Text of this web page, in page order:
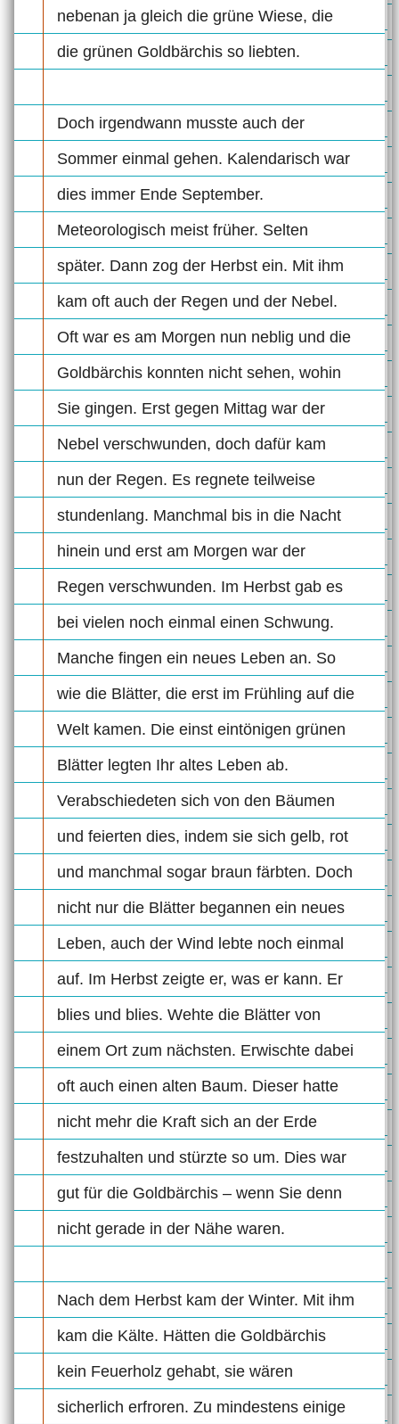
nebenan ja gleich die grüne Wiese, die
die grünen Goldbärchis so liebten.
Doch irgendwann musste auch der
Sommer einmal gehen. Kalendarisch war
dies immer Ende September.
Meteorologisch meist früher. Selten
später. Dann zog der Herbst ein. Mit ihm
kam oft auch der Regen und der Nebel.
Oft war es am Morgen nun neblig und die
Goldbärchis konnten nicht sehen, wohin
Sie gingen. Erst gegen Mittag war der
Nebel verschwunden, doch dafür kam
nun der Regen. Es regnete teilweise
stundenlang. Manchmal bis in die Nacht
hinein und erst am Morgen war der
Regen verschwunden. Im Herbst gab es
bei vielen noch einmal einen Schwung.
Manche fingen ein neues Leben an. So
wie die Blätter, die erst im Frühling auf die
Welt kamen. Die einst eintönigen grünen
Blätter legten Ihr altes Leben ab.
Verabschiedeten sich von den Bäumen
und feierten dies, indem sie sich gelb, rot
und manchmal sogar braun färbten. Doch
nicht nur die Blätter begannen ein neues
Leben, auch der Wind lebte noch einmal
auf. Im Herbst zeigte er, was er kann. Er
blies und blies. Wehte die Blätter von
einem Ort zum nächsten. Erwischte dabei
oft auch einen alten Baum. Dieser hatte
nicht mehr die Kraft sich an der Erde
festzuhalten und stürzte so um. Dies war
gut für die Goldbärchis – wenn Sie denn
nicht gerade in der Nähe waren.
Nach dem Herbst kam der Winter. Mit ihm
kam die Kälte. Hätten die Goldbärchis
kein Feuerholz gehabt, sie wären
sicherlich erfroren. Zu mindestens einige